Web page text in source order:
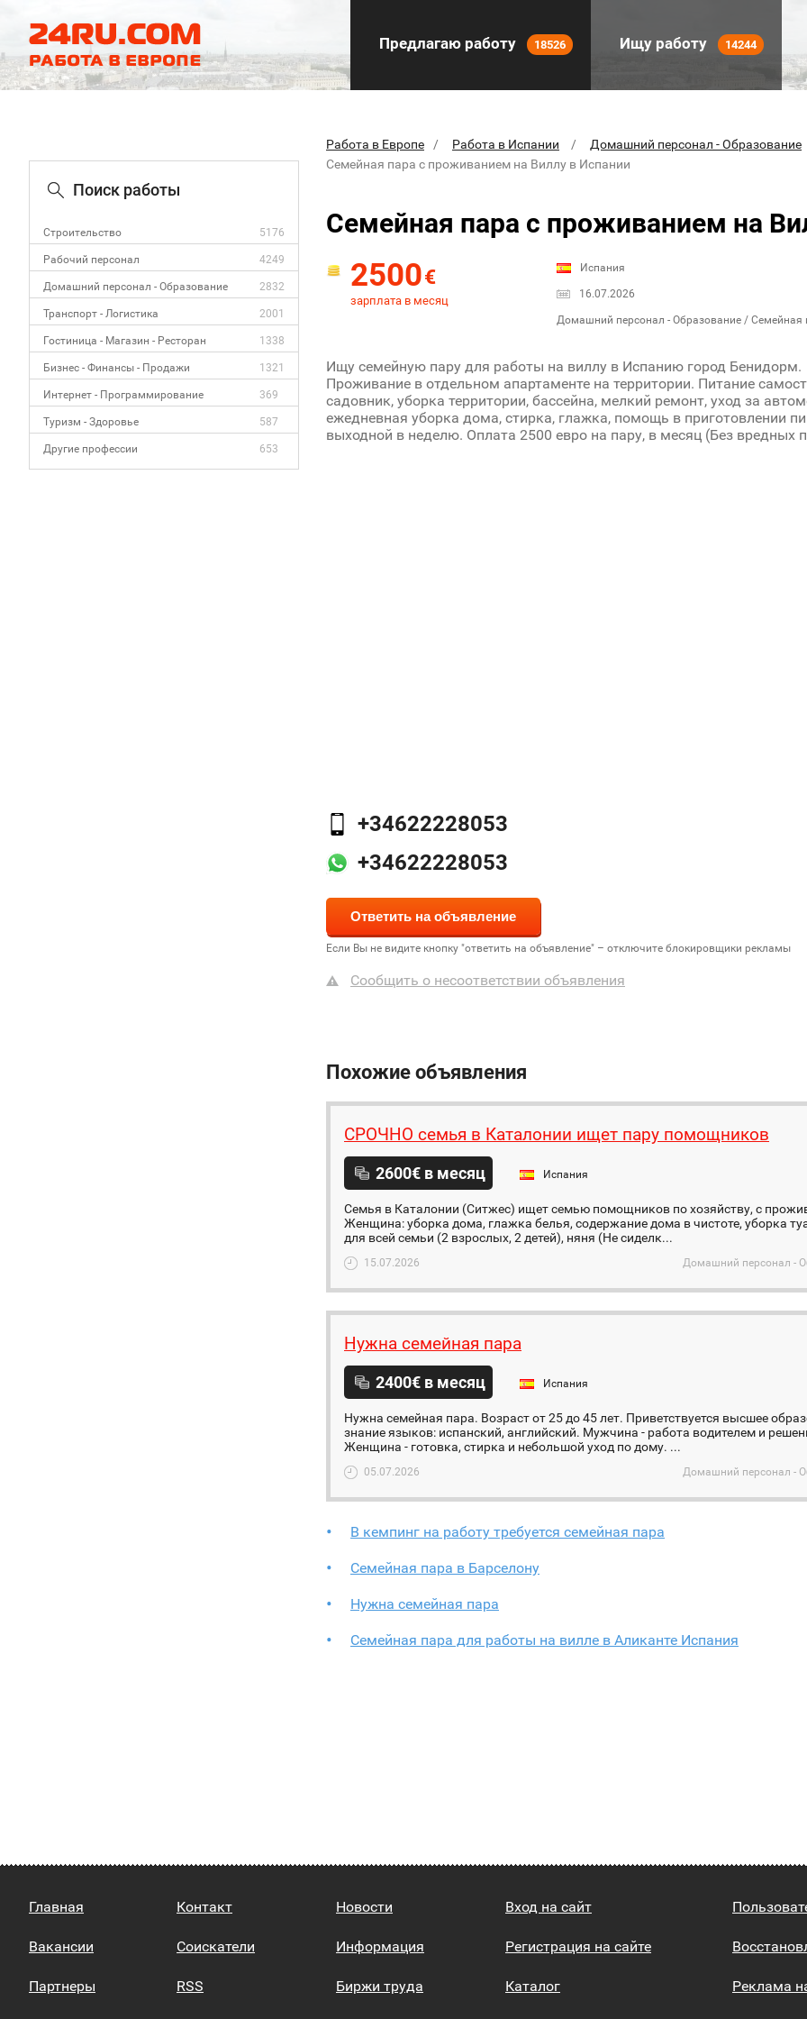
Предлагаю работу 18526 Ищу работу 14244
Поиск работы
Строительство 5176
Рабочий персонал 4249
Домашний персонал - Образование 2832
Транспорт - Логистика 2001
Гостиница - Магазин - Ресторан 1338
Бизнес - Финансы - Продажи 1321
Интернет - Программирование 369
Туризм - Здоровье 587
Другие профессии 653
Работа в Европе Работа в Испании Домашний персонал - Образование
Семейная пара с проживанием на Виллу в Испании
Семейная пара с проживанием на
2500€
зарплата в месяц
Испания
16.07.2026
Домашний персонал - Образование / Семейная
Ищу семейную пару для работы на виллу в Испанию город Бенидорм.
Проживание в отдельном апартаменте на территории. Питание
садовник, уборка территории, бассейна, мелкий ремонт, уход за
ежедневная уборка дома, стирка, глажка, помощь в приготовлении
выходной в неделю. Оплата 2500 евро на пару, в месяц (Без вредных
+34622228053
+34622228053
Если Вы не видите кнопку "ответить на объявление" – отключите блокировщики рекламы
Сообщить о несоответствии объявления
Похожие объявления
СРОЧНО семья в Каталонии ищет пару помощников
2600€ в месяц Испания
Семья в Каталонии (Ситжес) ищет семью помощников по хозяйству, с
Женщина: уборка дома, глажка белья, содержание дома в чистоте, уборка
для всей семьи (2 взрослых, 2 детей), няня (Не сиделк...
15.07.2026 Домашний персонал -
Нужна семейная пара
2400€ в месяц Испания
Нужна семейная пара. Возраст от 25 до 45 лет. Приветствуется высшее
знание языков: испанский, английский. Мужчина - работа водителем и
Женщина - готовка, стирка и небольшой уход по дому. ...
05.07.2026 Домашний персонал -
В кемпинг на работу требуется семейная пара
Семейная пара в Барселону
Нужна семейная пара
Семейная пара для работы на вилле в Аликанте Испания
Главная
Вакансии
Партнеры
Контакт
Соискатели
RSS
Новости
Информация
Биржи труда
Вход на сайт
Регистрация на сайте
Каталог Реклама